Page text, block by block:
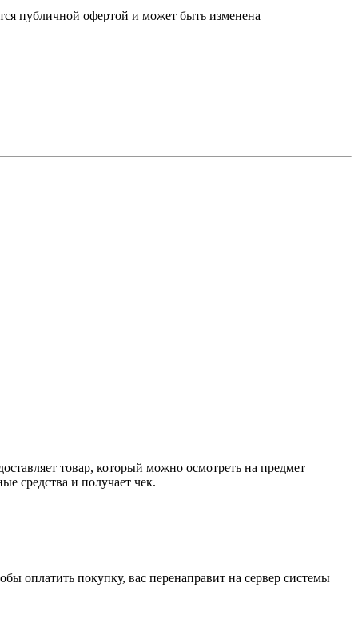
публичной офертой и может быть изменена
товар, который можно осмотреть на предмет
средства и получает чек.
оплатить покупку, вас перенаправит на сервер системы